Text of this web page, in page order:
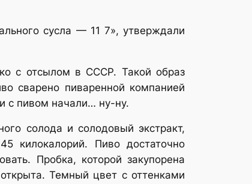
сусла — 11 7», утверждали
с отсылом в СССР. Такой образ
сварено пиваренной компанией
с пивом начали… ну-ну.
солода и солодовый экстракт,
килокалорий. Пиво достаточно
Пробка, которой закупорена
Темный цвет с оттенками